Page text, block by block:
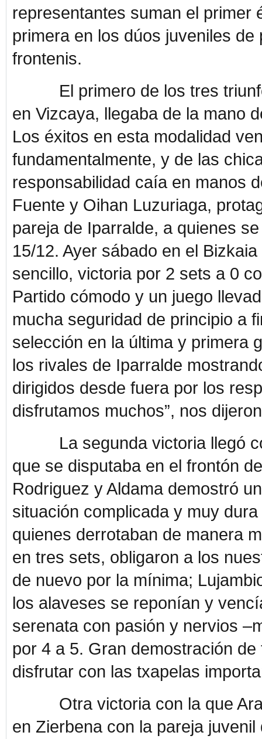
representantes suman el primer
primera en los dúos juveniles
frontenis.
El primero de los tres
en Vizcaya, llegaba de la mano
Los éxitos en esta modalidad
fundamentalmente, y de las
responsabilidad caía en manos
Fuente y Oihan Luzuriaga,
pareja de Iparralde, a quienes
15/12. Ayer sábado en el
sencillo, victoria por 2 sets a 0
Partido cómodo y un juego
mucha seguridad de principio a
selección en la última y primera
los rivales de Iparralde
dirigidos desde fuera por los
disfrutamos muchos”, nos
La segunda victoria llegó
que se disputaba en el frontón
Rodriguez y Aldama demostró
situación complicada y muy
quienes derrotaban de manera
en tres sets, obligaron a los
de nuevo por la mínima;
los alaveses se reponían y
serenata con pasión y nervios
por 4 a 5. Gran demostración
disfrutar con las txapelas
Otra victoria con la que
en Zierbena con la pareja